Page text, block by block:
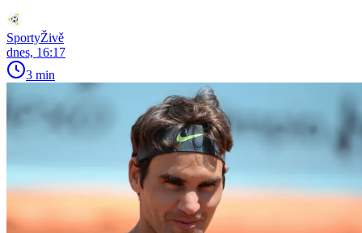
SportyŽivě
dnes, 16:17
3 min